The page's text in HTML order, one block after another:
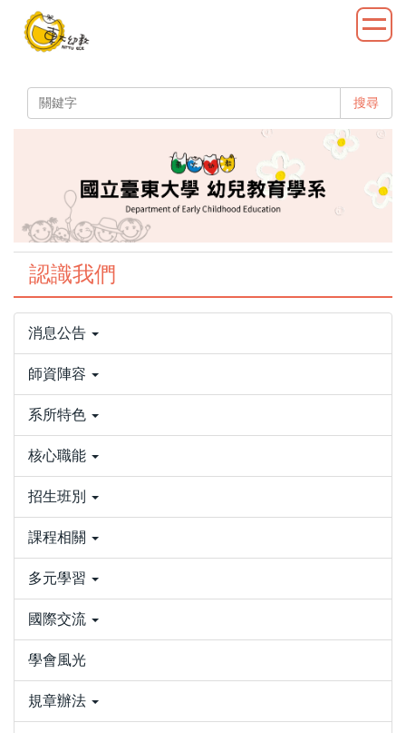
搜尋
認識我們
消息公告
師資陣容
系所特色
核心職能
招生班別
課程相關
多元學習
國際交流
學會風光
規章辦法